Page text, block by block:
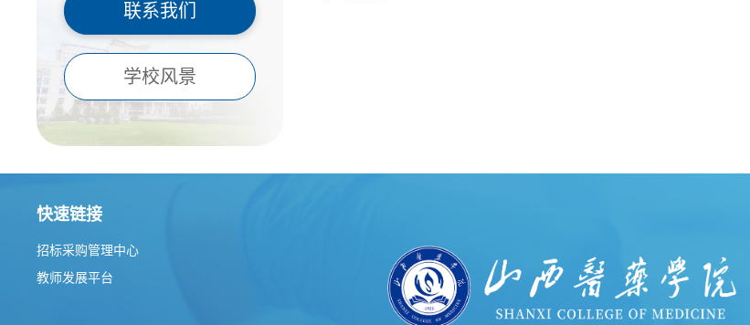
联系我们
学校风景
快速链接
招标采购管理中心
教师发展平台